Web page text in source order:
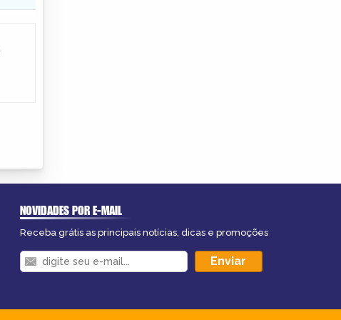
NOVIDADES POR E-MAIL
Receba grátis as principais notícias, dicas e promoções